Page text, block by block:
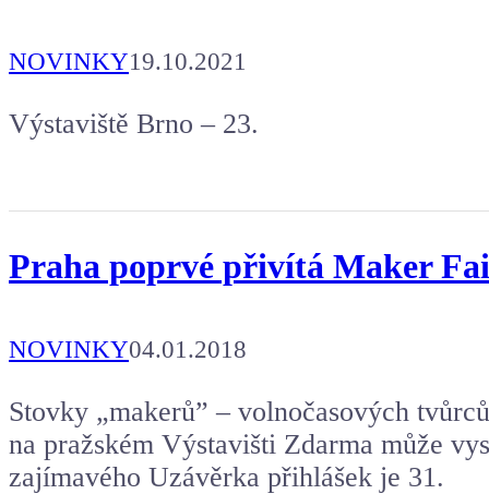
NOVINKY19.10.2021
Výstaviště Brno – 23.
Praha poprvé přivítá Maker
NOVINKY04.01.2018
Stovky „makerů” – volnočasových
na pražském Výstavišti Zdarma může
zajímavého Uzávěrka přihlášek je 31.